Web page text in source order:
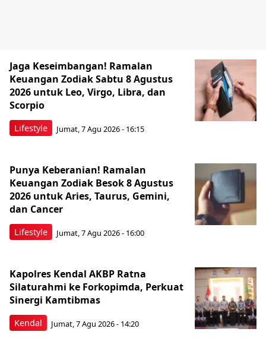
Lifestyle
Jaga Keseimbangan! Ramalan
Keuangan Zodiak Sabtu 8 Agustus
2026 untuk Leo, Virgo, Libra, dan
Scorpio
Jumat, 7 Agu 2026 - 16:15
Lifestyle
Punya Keberanian! Ramalan
Keuangan Zodiak Besok 8 Agustus
2026 untuk Aries, Taurus, Gemini,
dan Cancer
Jumat, 7 Agu 2026 - 16:00
Kendal
Kapolres Kendal AKBP Ratna
Silaturahmi ke Forkopimda, Perkuat
Sinergi Kamtibmas
Jumat, 7 Agu 2026 - 14:20